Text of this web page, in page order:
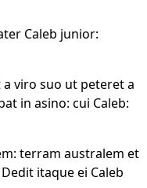
Caleb junior:
viro suo ut peteret a
in asino: cui Caleb:
terram australem et
itaque ei Caleb